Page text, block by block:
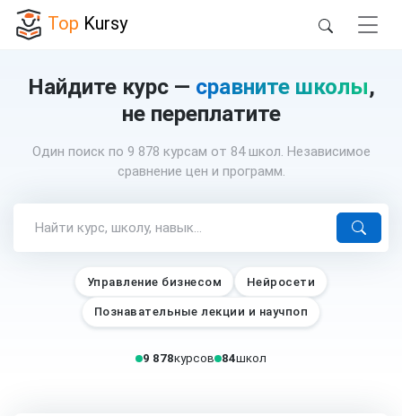
Top Kursy
Найдите курс — сравните школы,
не переплатите
Один поиск по 9 878 курсам от 84 школ. Независимое
сравнение цен и программ.
Управление бизнесом Нейросети
Познавательные лекции и научпоп
9 878курсов 84школ